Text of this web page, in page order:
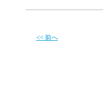
<< 前へ